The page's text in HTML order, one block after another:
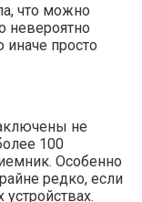
что можно
невероятно
иначе просто
не
100
Особенно
редко, если